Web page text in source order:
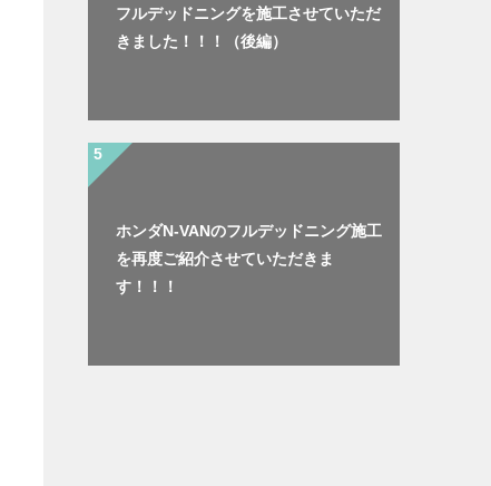
フルデッドニングを施工させていただ
きました！！！（後編）
ホンダN-VANのフルデッドニング施工
を再度ご紹介させていただきま
す！！！